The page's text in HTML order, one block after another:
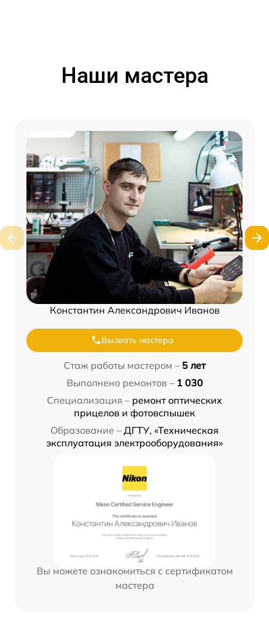
Наши мастера
Константин Александрович Иванов
Вызвать мастера
Стаж работы мастером – 5 лет
Выполнено ремонтов – 1 030
Специализация – ремонт оптических
прицелов и фотовспышек
Образование – ДГТУ, «Техническая
эксплуатация электрооборудования»
Вы можете ознакомиться с сертификатом
мастера